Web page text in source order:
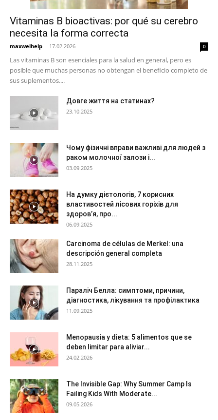
Vitaminas B bioactivas: por qué su cerebro
necesita la forma correcta
maxwelhelp - 17.02.2026 0
Las vitaminas B son esenciales para la salud en general, pero es
posible que muchas personas no obtengan el beneficio completo de
sus suplementos....
Довге життя на статинах?
23.10.2025
Чому фізичні вправи важливі для людей з
раком молочної залози і...
03.09.2025
На думку дієтологів, 7 корисних
властивостей лісових горіхів для
здоров’я, про...
06.09.2025
Carcinoma de células de Merkel: una
descripción general completa
28.11.2025
Параліч Белла: симптоми, причини,
діагностика, лікування та профілактика
11.09.2025
Menopausia y dieta: 5 alimentos que se
deben limitar para aliviar...
24.02.2026
The Invisible Gap: Why Summer Camp Is
Failing Kids With Moderate...
09.05.2026